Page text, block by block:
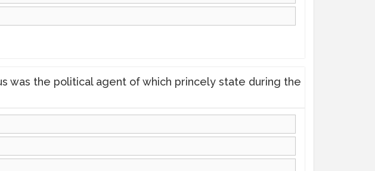
was the political agent of which princely state during the